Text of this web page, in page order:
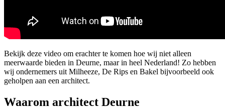
Bekijk deze video om erachter te komen hoe wij niet alleen
meerwaarde bieden in Deurne, maar in heel Nederland! Zo hebben
wij ondernemers uit Milheeze, De Rips en Bakel bijvoorbeeld ook
geholpen aan een architect.
Waarom architect Deurne